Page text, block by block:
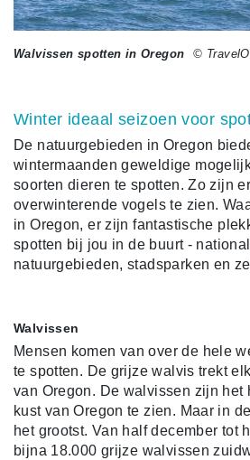
Walvissen spotten in Oregon ©
Winter ideaal seizoen voor
De natuurgebieden in Oregon
wintermaanden geweldige
soorten dieren te spotten. Zo zijn
overwinterende vogels te zien.
in Oregon, er zijn fantastische
spotten bij jou in de buurt -
natuurgebieden, stadsparken en
Walvissen
Mensen komen van over de hele
te spotten. De grijze walvis trekt
van Oregon. De walvissen zijn het
kust van Oregon te zien. Maar in
het grootst. Van half december tot
bijna 18.000 grijze walvissen